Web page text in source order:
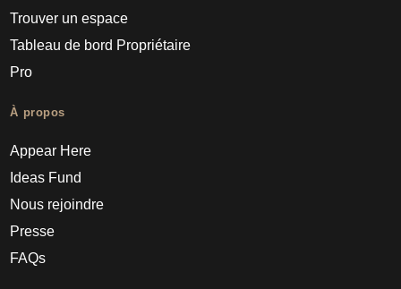
Trouver un espace
Tableau de bord Propriétaire
Pro
À propos
Appear Here
Ideas Fund
Nous rejoindre
Presse
FAQs